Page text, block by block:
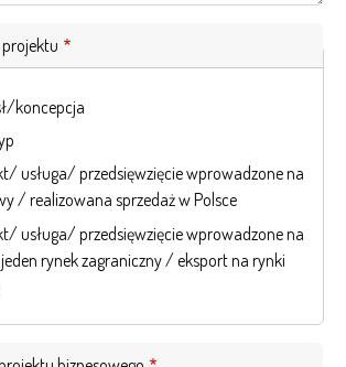
koncepcja
usługa/ przedsięwzięcie wprowadzone na
/ realizowana sprzedaż w Polsce
usługa/ przedsięwzięcie wprowadzone na
rynek zagraniczny / eksport na rynki